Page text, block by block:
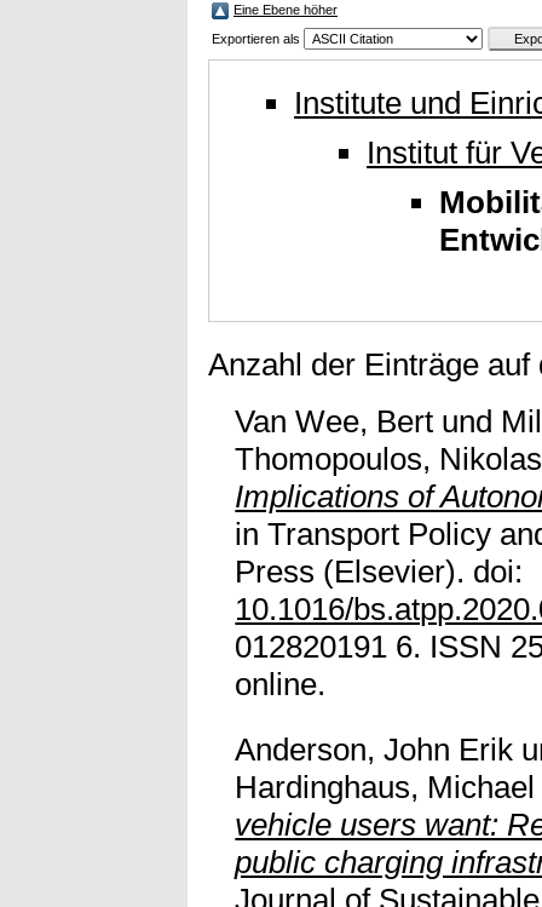
Eine Ebene höher
Exportieren als
Institute und
Institut für
Anzahl der Einträge
Van Wee, Bert und
Thomopoulos, Nikolas
Implications of
in Transport Policy
Press (Elsevier). doi:
10.1016/
012820191 6. ISSN
online.
Anderson, John Erik
Hardinghaus, Michael
vehicle users want:
public charging
Journal of